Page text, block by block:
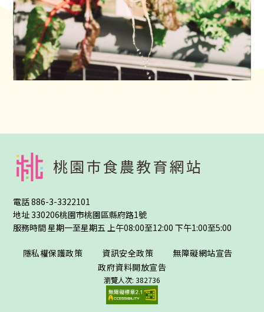
電話886-3-3322101
地址330206桃園市桃園區縣府路1號
服務時間 星期一至星期五 上午08:00至12:00 下午1:00至5:00
隱私權保護政策 資訊安全政策
無障礙網站宣告
政府資料開放宣告
瀏覽人次: 382736